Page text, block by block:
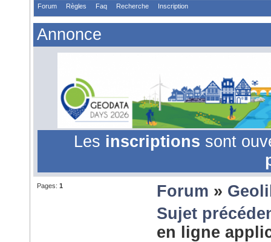
Forum Règles Faq Recherche Inscription
Annonce
Les inscriptions sont
Pages: 1 Forum »
Sujet
en ligne